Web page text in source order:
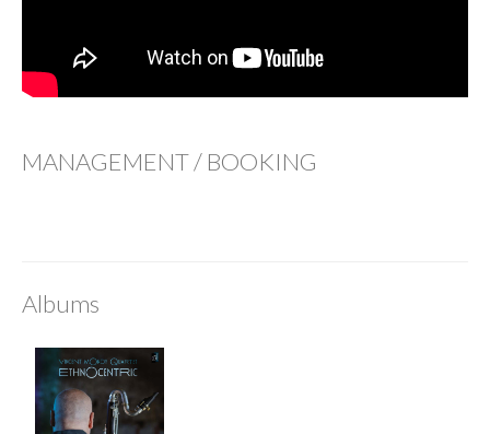
MANAGEMENT / BOOKING
Albums